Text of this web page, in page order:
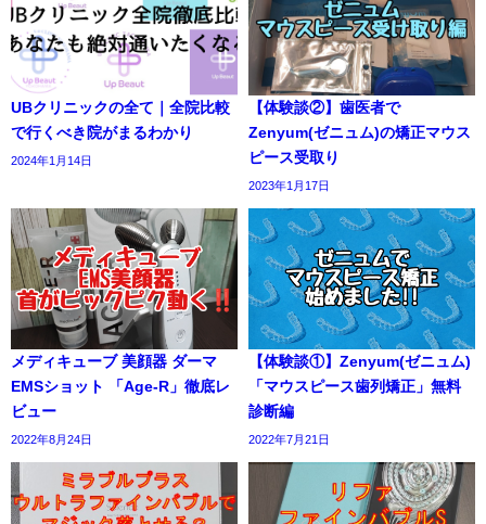
UBクリニックの全て｜全院比較
で行くべき院がまるわかり
2024年1月14日
【体験談②】歯医者で
Zenyum(ゼニュム)の矯正マウス
ピース受取り
2023年1月17日
メディキューブ 美顔器 ダーマ
EMSショット 「Age-R」徹底レ
ビュー
2022年8月24日
【体験談①】Zenyum(ゼニュム)
「マウスピース歯列矯正」無料
診断編
2022年7月21日